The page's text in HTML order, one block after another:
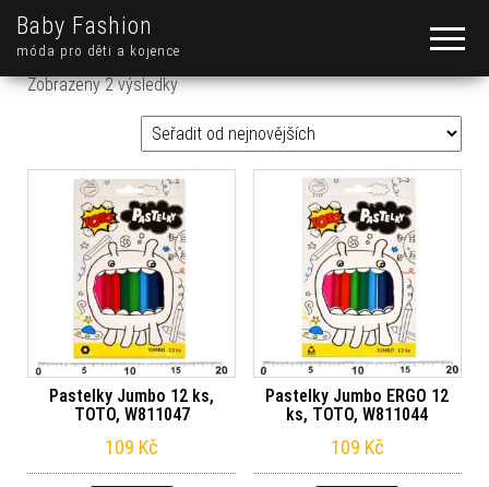
Baby Fashion
móda pro děti a kojence
Zobrazeny 2 výsledkySeřazeno od nejnovějších
Pastelky Jumbo 12 ks,
TOTO, W811047
109 Kč
Pastelky Jumbo ERGO 12
ks, TOTO, W811044
109 Kč